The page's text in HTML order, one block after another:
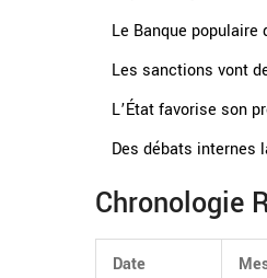
Le Banque populaire
Les sanctions vont
L’État favorise son
Des débats internes
Chronologie
Date